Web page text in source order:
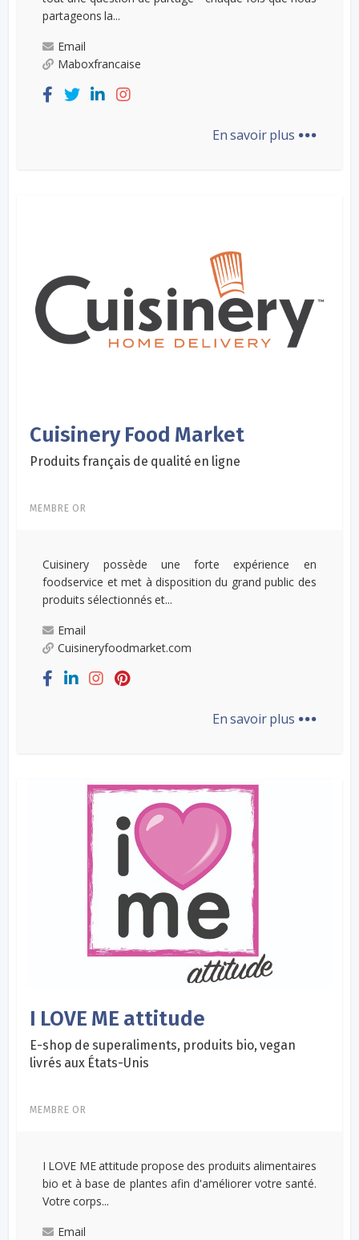
partageons la...
Email
Maboxfrancaise
En savoir plus ...
Cuisinery Food Market
Produits français de qualité en ligne
MEMBRE OR
Cuisinery possède une forte expérience en
foodservice et met à disposition du grand public des
produits sélectionnés et...
Email
Cuisineryfoodmarket.com
En savoir plus ...
I LOVE ME attitude
E-shop de superaliments, produits bio, vegan
livrés aux États-Unis
MEMBRE OR
I LOVE ME attitude propose des produits alimentaires
bio et à base de plantes afin d'améliorer votre santé.
Votre corps...
Email